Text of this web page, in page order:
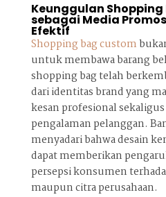
Keunggulan
sebagai Media
Efektif
Shopping bag custom
untuk membawa barang
shopping bag telah
dari identitas brand yang
kesan profesional
pengalaman pelanggan.
menyadari bahwa desain
dapat memberikan
persepsi konsumen
maupun citra perusahaan.